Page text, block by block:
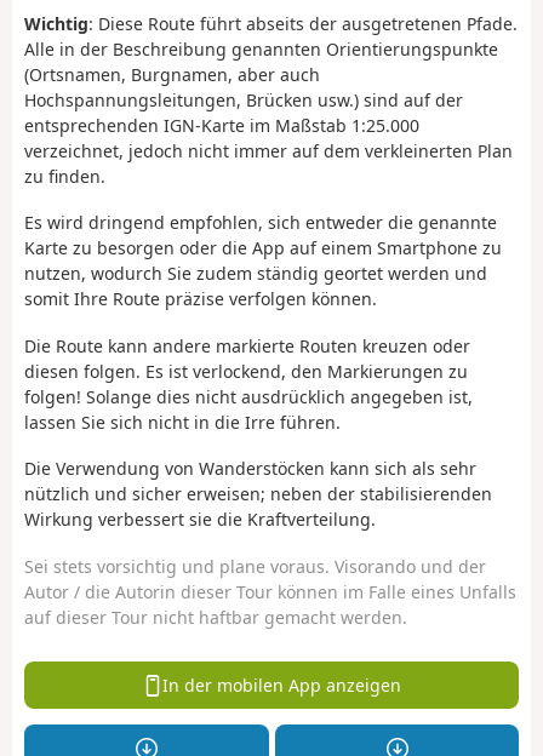
Wichtig: Diese Route führt abseits der ausgetretenen Pfade.
Alle in der Beschreibung genannten Orientierungspunkte
(Ortsnamen, Burgnamen, aber auch
Hochspannungsleitungen, Brücken usw.) sind auf der
entsprechenden IGN-Karte im Maßstab 1:25.000
verzeichnet, jedoch nicht immer auf dem verkleinerten Plan
zu finden.
Es wird dringend empfohlen, sich entweder die genannte
Karte zu besorgen oder die App auf einem Smartphone zu
nutzen, wodurch Sie zudem ständig geortet werden und
somit Ihre Route präzise verfolgen können.
Die Route kann andere markierte Routen kreuzen oder
diesen folgen. Es ist verlockend, den Markierungen zu
folgen! Solange dies nicht ausdrücklich angegeben ist,
lassen Sie sich nicht in die Irre führen.
Die Verwendung von Wanderstöcken kann sich als sehr
nützlich und sicher erweisen; neben der stabilisierenden
Wirkung verbessert sie die Kraftverteilung.
Sei stets vorsichtig und plane voraus. Visorando und der
Autor / die Autorin dieser Tour können im Falle eines Unfalls
auf dieser Tour nicht haftbar gemacht werden.
In der mobilen App anzeigen